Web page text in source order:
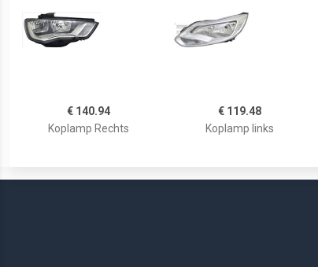
€ 140.94
Koplamp Rechts
€ 119.48
Koplamp links